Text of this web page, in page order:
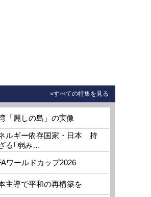
»すべての特集を見る
「麗しの島」の実像
ルギー依存国家・日本 持
る｢弱み…
ワールドカップ2026
主導で平和の再構築を